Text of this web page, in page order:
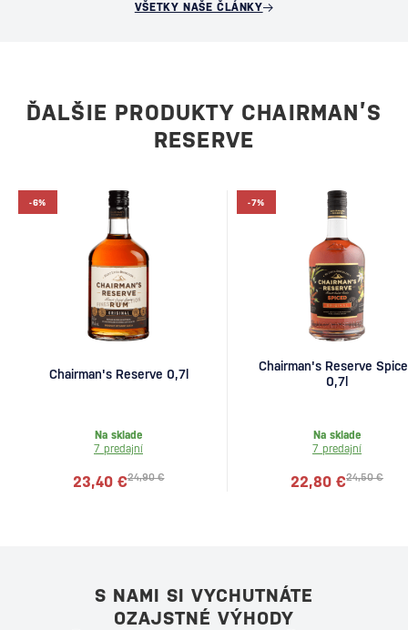
VŠETKY NAŠE ČLÁNKY
ĎALŠIE PRODUKTY CHAIRMAN’S
RESERVE
-6%
Chairman's Reserve 0,7l
Na sklade
7 predajní
24,90 €
23,40 €
-7%
Chairman's Reserve
0,7l
Na sklade
7 predajní
24,50 €
22,80 €
S NAMI SI VYCHUTNÁTE
OZAJSTNÉ VÝHODY